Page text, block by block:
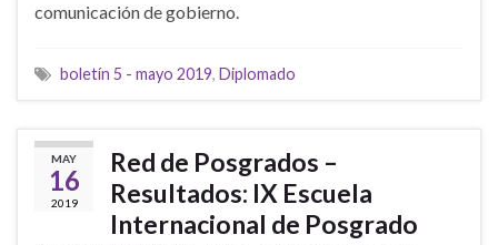
comunicación de gobierno.
boletín 5 - mayo 2019, Diplomado
MAY
16
2019
Red de Posgrados –
Resultados: IX Escuela
Internacional de Posgrado